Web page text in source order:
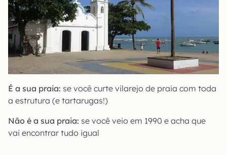
É a sua praia: se você curte vilarejo de praia com toda
a estrutura (e tartarugas!)
Não é a sua praia: se você veio em 1990 e acha que
vai encontrar tudo igual